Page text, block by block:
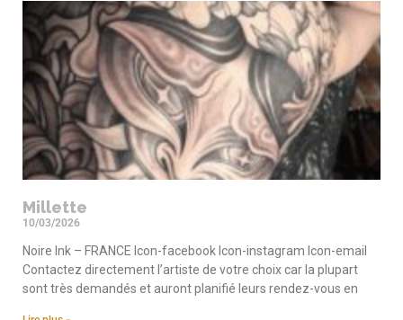
Millette
10/03/2026
Noire Ink – FRANCE Icon-facebook Icon-instagram Icon-email
Contactez directement l’artiste de votre choix car la plupart
sont très demandés et auront planifié leurs rendez-vous en